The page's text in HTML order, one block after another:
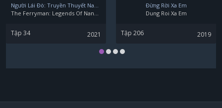
Người Lái Đò: Truyền Thuyết Nam Dương
The Ferryman: Legends Of Nanyang
Tập 34 2021
Đừng Rời Xa Em
Dung Roi Xa Em
Tập 206 2019